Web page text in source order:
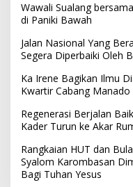
Wawali Sualang
di Paniki Bawah
Jalan Nasional Yang
Segera Diperbaiki Oleh
Ka Irene Bagikan Ilmu
Kwartir Cabang Manado
Regenerasi Berjalan
Kader Turun ke Akar
Rangkaian HUT dan
Syalom Karombasan
Bagi Tuhan Yesus